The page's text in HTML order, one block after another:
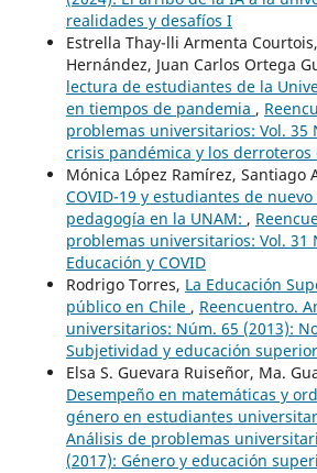
realidades y desafíos I
Estrella Thay-lli Armenta
Hernández, Juan Carlos Ortega
lectura de estudiantes de la
en tiempos de pandemia ,
problemas universitarios: Vol. 35
crisis pandémica y los
Mónica López Ramírez, Santiago
COVID-19 y estudiantes de
pedagogía en la UNAM: ,
problemas universitarios: Vol. 31
Educación y COVID
Rodrigo Torres, La Educación
público en Chile , Reencuentro.
universitarios: Núm. 65 (2013):
Subjetividad y educación superior
Elsa S. Guevara Ruiseñor, Ma.
Desempeño en matemáticas y
género en estudiantes
Análisis de problemas
(2017): Género y educación